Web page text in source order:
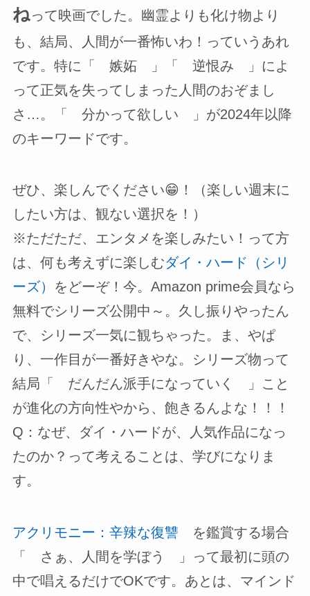
ねって映画でした。幽霊よりも化け物より
も、結局、人間が一番怖いわ！っていうあれ
です。特に「 嫉妬 」「 逆恨み 」によ
って正気を失ってしまった人間のおぞまし
さ…。「 分かって欲しい 」が2024年以降
のキーワードです。
ぜひ、楽しんでください😁！（楽しい週末に
したい方は、観ない選択を！）
※ただただ、エンタメを楽しみたい！って方
は、何も考えずに楽しむダイ・ハード（シリ
ーズ） をどーぞ！今。Amazon prime会員なら
無料でシリーズ公開中～。久し振りやったん
で、シリーズ一気に観ちゃった。ま、やぱ
り、一作目が一番好きやな。シリーズ物って
結局「 だんだん派手になっていく 」こと
が進化の方向性やから、飽きるんよな！！！
Q：なぜ、ダイ・ハードが、人気作品になっ
たのか？って考えることは、学びになりま
す。
アクリモニー：辛辣な復讐を鑑賞する場合
「 さぁ、人間を学ぼう 」って最初に頭の
中で唱えるだけでOKです。あとは、マインド